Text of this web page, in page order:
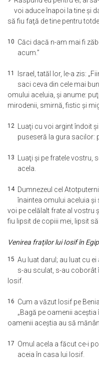
voi aduce înapoi la tine şi
să fiu faţă de tine pentru
10 Căci dacă n-am mai fi
acum.”
11
Israel, tatăl lor, le-a zis:
saci ceva din cele mai
omului aceluia, şi anume:
mirodenii, smirnă, fistic şi
12
Luaţi cu voi argint îndoit
puseseră la gura sacilor:
13
Luaţi şi pe fratele vostru,
acela.
14 Dumnezeul cel
înaintea omului aceluia
voi pe celălalt frate al vostru
fiu lipsit de copiii mei, lipsit să
Venirea fraţilor lui Iosif în
15 Au luat darul; au luat cu
s-au sculat, s-au coborât
Iosif.
16 Cum a văzut Iosif pe
„Bagă pe oamenii
oamenii aceştia au să
17 Omul acela a făcut ce-i
aceia în casa lui Iosif.